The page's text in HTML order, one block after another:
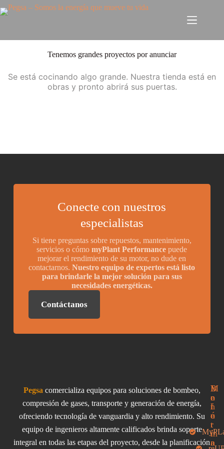
Tenemos grandes proyectos por anunciar
Se está cocinando algo grande. Nuestra tienda está en
obras y pronto abrirá sus puertas.
Conecte con nuestros
especialistas
Si tiene preguntas sobre repuestos, mantenimiento,
servicios o cómomyPlant Performance puede
mejorar el rendimiento de su motor, no dude en
contactarnos.Nuestro equipo de expertos está listo
para brindarle la mejor solución para sus
necesidades energéticas.
Contáctanos
Pegsa comercializa equipos para soluciones de bombeo,
compresión de gases, transporte y generación de energía,
ofreciendo tecnología de vanguardia y alto rendimiento. Su
equipo de ingenieros altamente calificados brinda soporte
integral en todas las etapas del proyecto, desde la planificación
I
n
f
o
r
m
a
M
e
n
ú
B
o
l
e
t
í
n